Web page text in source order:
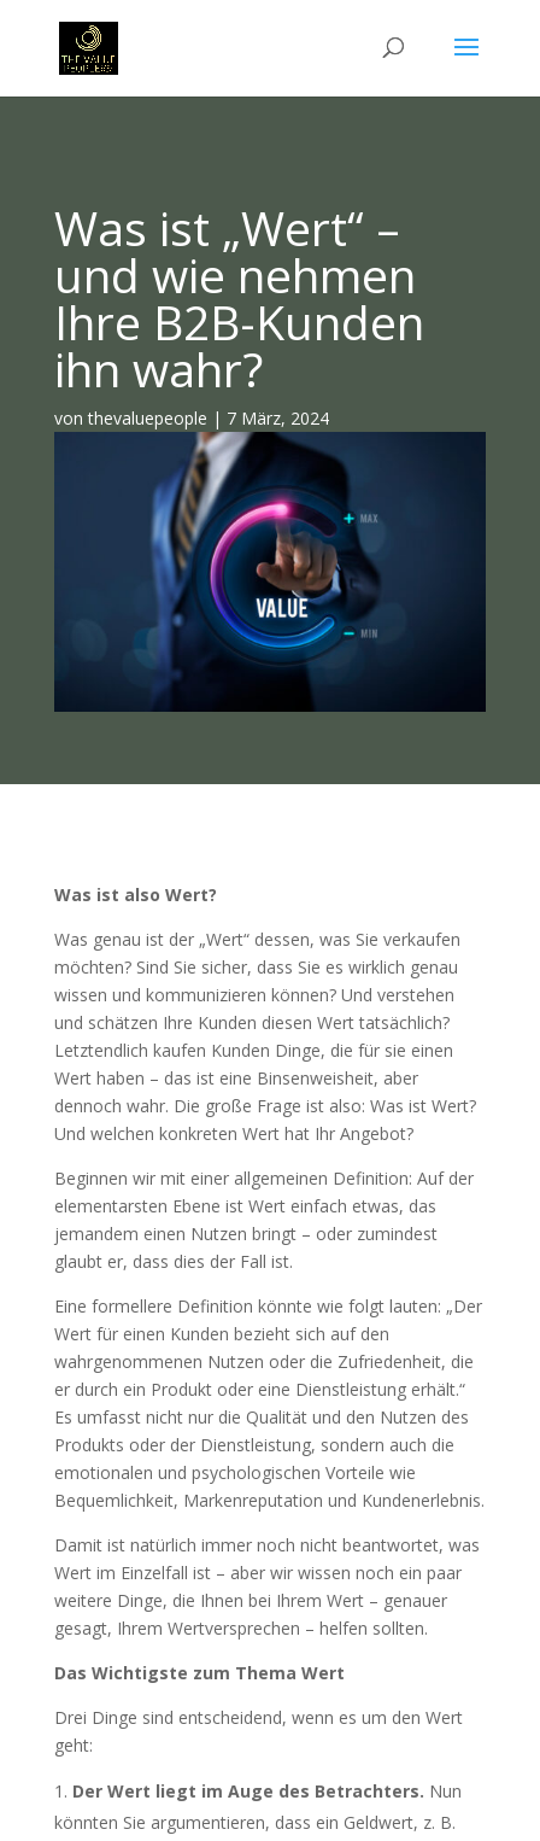
Was ist „Wert“ –
und wie nehmen
Ihre B2B-Kunden
ihn wahr?
vonthevaluepeople | 7 März, 2024
Was ist also Wert?
Was genau ist der „Wert“ dessen, was Sie verkaufen
möchten? Sind Sie sicher, dass Sie es wirklich genau
wissen und kommunizieren können? Und verstehen
und schätzen Ihre Kunden diesen Wert tatsächlich?
Letztendlich kaufen Kunden Dinge, die für sie einen
Wert haben – das ist eine Binsenweisheit, aber
dennoch wahr. Die große Frage ist also: Was ist Wert?
Und welchen konkreten Wert hat Ihr Angebot?
Beginnen wir mit einer allgemeinen Definition: Auf der
elementarsten Ebene ist Wert einfach etwas, das
jemandem einen Nutzen bringt – oder zumindest
glaubt er, dass dies der Fall ist.
Eine formellere Definition könnte wie folgt lauten: „Der
Wert für einen Kunden bezieht sich auf den
wahrgenommenen Nutzen oder die Zufriedenheit, die
er durch ein Produkt oder eine Dienstleistung erhält.“
Es umfasst nicht nur die Qualität und den Nutzen des
Produkts oder der Dienstleistung, sondern auch die
emotionalen und psychologischen Vorteile wie
Bequemlichkeit, Markenreputation und Kundenerlebnis.
Damit ist natürlich immer noch nicht beantwortet, was
Wert im Einzelfall ist – aber wir wissen noch ein paar
weitere Dinge, die Ihnen bei Ihrem Wert – genauer
gesagt, Ihrem Wertversprechen – helfen sollten.
Das Wichtigste zum Thema Wert
Drei Dinge sind entscheidend, wenn es um den Wert
geht:
Der Wert liegt im Auge des Betrachters. Nun
könnten Sie argumentieren, dass ein Geldwert, z. B.